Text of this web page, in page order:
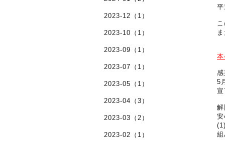
5
2023-12（1）
2023-10（1）
2023-09（1）
2023-07（1）
2023-05（1）
2023-04（3）
2023-03（2）
2023-02（1）